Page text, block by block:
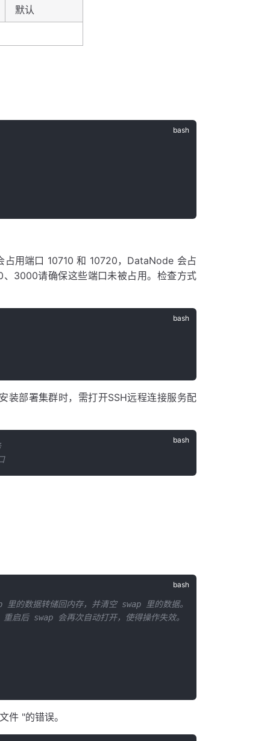
默认
占用端口 10710 和 10720，DataNode 会占
3000请确保这些端口未被占用。检查方式
装部署集群时，需打开SSH远程连接服务配
数据转储回内存，并清空 swap 里的数据。
后 swap 会再次自动打开，使得操作失效。
件 "的错误。